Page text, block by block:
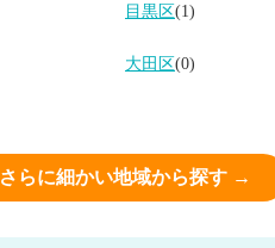
目黒区(1)
大田区(0)
さらに細かい地域から探す →